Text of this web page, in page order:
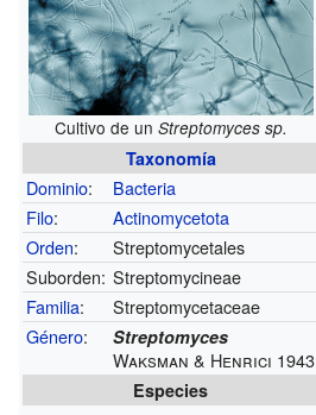
Cultivo de un Streptomyces sp.
Taxonomía
Dominio:
Bacteria
Filo:
Actinomycetota
Orden:
Streptomycetales
Suborden: Streptomycineae
Familia:
Streptomycetaceae
Género: Streptomyces
Waksman & Henrici 1943
Especies